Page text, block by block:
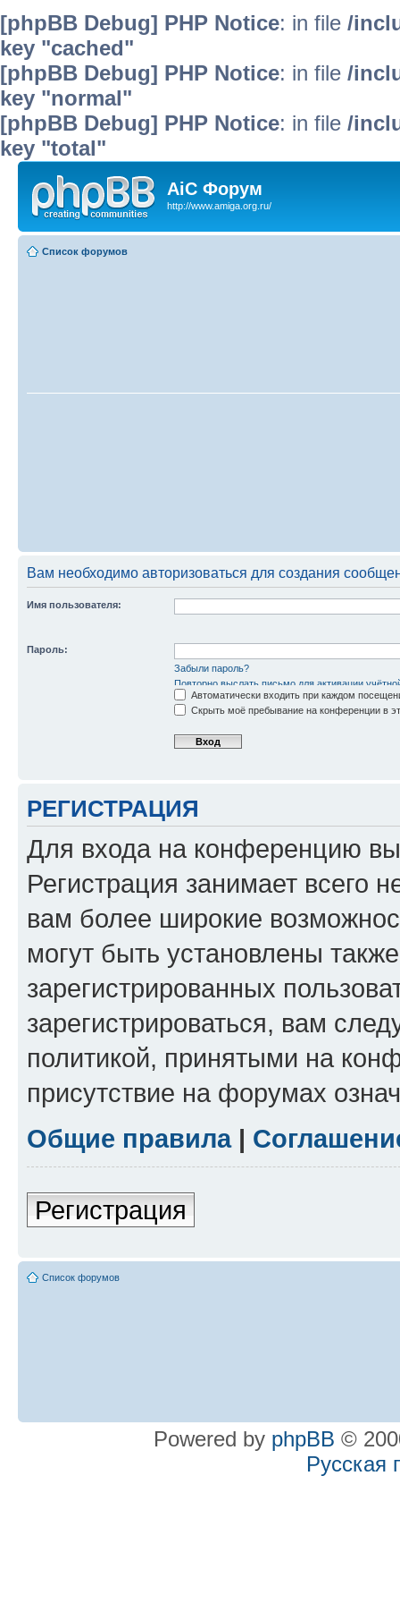
[phpBB Debug] PHP Notice: in file /
key "cached"
[phpBB Debug] PHP Notice: in file /
key "normal"
[phpBB Debug] PHP Notice: in file /
key "total"
AiC Форум
http://www.amiga.org.ru/
Список форумов
Вам необходимо авторизоваться для создания
Имя пользователя:
Пароль:
Забыли пароль?
Повторно выслать письмо для активации
Автоматически входить при каждом
Скрыть моё пребывание на конференции в
РЕГИСТРАЦИЯ
Для входа на конференцию
Регистрация занимает всего
вам более широкие
могут быть установлены
зарегистрированных
зарегистрироваться, вам
политикой, принятыми на
присутствие на форумах
Общие правила|
Регистрация
Список форумов
Powered by phpBB ©
Русская